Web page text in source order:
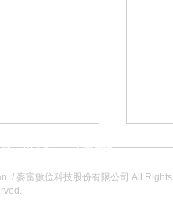
らない、台湾最新情
・観光情報や生活ガ
お届けします！
シーポリシー 免責事項
/ 麥富數位科技股份有限公司 All Rights